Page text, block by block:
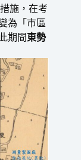
施，在考
為「市區
期間東勢